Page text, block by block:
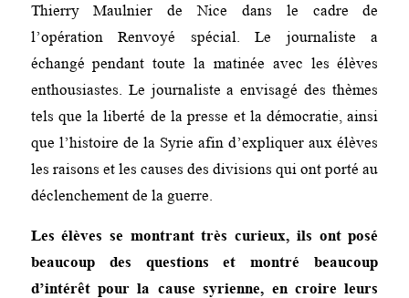
Thierry Maulnier de Nice dans le cadre de
l’opération Renvoyé spécial. Le journaliste a
échangé pendant toute la matinée avec les élèves
enthousiastes. Le journaliste a envisagé des thèmes
tels que la liberté de la presse et la démocratie, ainsi
que l’histoire de la Syrie afin d’expliquer aux élèves
les raisons et les causes des divisions qui ont porté au
déclenchement de la guerre.
Les élèves se montrant très curieux, ils ont posé
beaucoup des questions et montré beaucoup
d’intérêt pour la cause syrienne, en croire leurs